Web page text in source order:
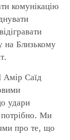
комунікацію
на Близькому
Амір Саїд
удари
потрібно. Ми
про те, що